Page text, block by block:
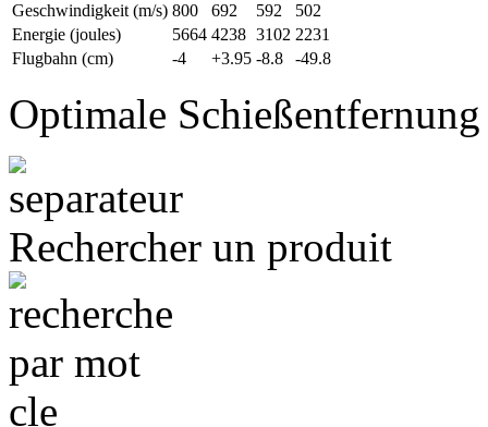
Geschwindigkeit (m/s) 800 692 592
502
Energie (joules)
5664 4238 3102 2231
Flugbahn (cm)
-4 +3.95 -8.8 -49.8
Optimale
Rechercher un produit